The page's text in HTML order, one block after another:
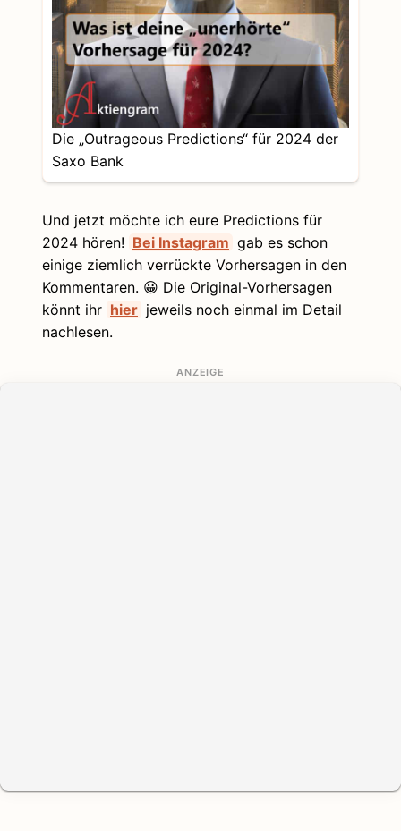
Die „Outrageous Predictions“ für 2024 der
Saxo Bank
Und jetzt möchte ich eure Predictions für
2024 hören! Bei Instagram gab es schon
einige ziemlich verrückte Vorhersagen in den
Kommentaren. 😀 Die Original-Vorhersagen
könnt ihr hier jeweils noch einmal im Detail
nachlesen.
ANZEIGE